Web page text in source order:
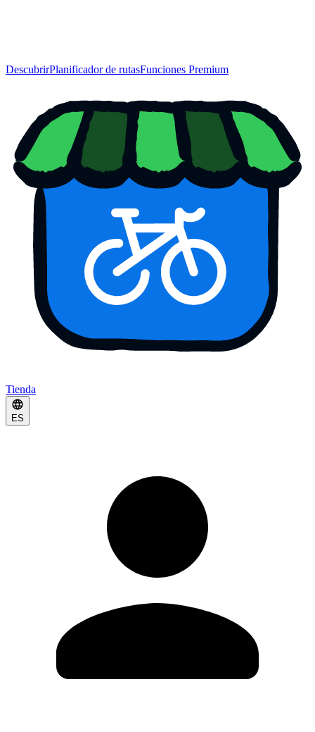
DescubrirPlanificador de rutasFunciones Premium
Tienda
ES